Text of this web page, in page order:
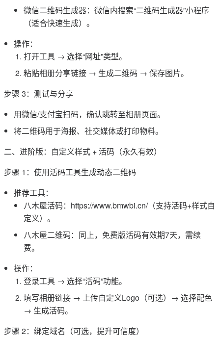
微信二维码生成器：微信内搜索“二维码生成器”小程序
（适合快速生成）。
操作：
打开工具 → 选择“网址”类型。
粘贴相册分享链接 → 生成二维码 → 保存图片。
步骤 3：测试与分享
用微信/支付宝扫码，确认跳转至相册页面。
将二维码用于海报、社交媒体或打印物料。
二、进阶版：自定义样式 + 活码（永久有效）
步骤 1：使用活码工具生成动态二维码
推荐工具：
八木屋活码：https://www.bmwbi.cn/（支持活码+样式自
定义）。
八木屋二维码：同上，免费版活码有效期7天，需续
费。
操作：
登录工具 → 选择“活码”功能。
填写相册链接 → 上传自定义Logo（可选）→ 选择配色
→ 生成活码。
步骤 2：绑定域名（可选，提升可信度）